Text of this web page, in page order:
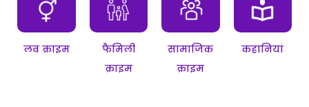
लव क्राइम
फैमिली
क्राइम
सामाजिक
क्राइम
कहानियां